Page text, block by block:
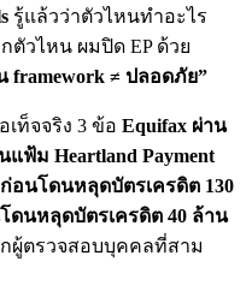
รู้แล้วว่าตัวไหนทำอะไร
ตัวไหน ผมปิด EP ด้วย
framework ≠ ปลอดภัย”
ท็จจริง 3 ข้อ Equifax ผ่าน
แฟ้ม Heartland Payment
ก่อนโดนหลุดบัตรเครดิต 130
ดนหลุดบัตรเครดิต 40 ล้าน
กผู้ตรวจสอบบุคคลที่สาม